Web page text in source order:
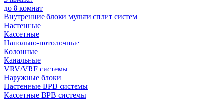
до 8 комнат
Внутренние блоки мульти сплит систем
Настенные
Кассетные
Напольно-потолочные
Колонные
Канальные
VRV/VRF системы
Наружные блоки
Настенные ВРВ системы
Кассетные ВРВ системы